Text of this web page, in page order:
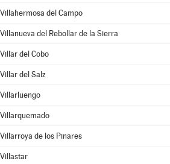
Villahermosa del Campo
Villanueva del Rebollar de la Sierra
Villar del Cobo
Villar del Salz
Villarluengo
Villarquemado
Villarroya de los Pinares
Villastar